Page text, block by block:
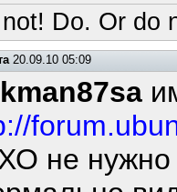
Do. Or do
20.09.10 05:09
не нужно